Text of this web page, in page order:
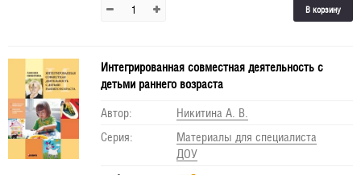
В корзину
Интегрированная совместная деятельность с
детьми раннего возраста
Автор:
Никитина А. В.
Серия:
Материалы для специалиста
ДОУ